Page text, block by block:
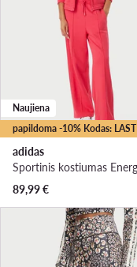
papildoma -10% Kodas: LAST
Naujiena
adidas
89,99€